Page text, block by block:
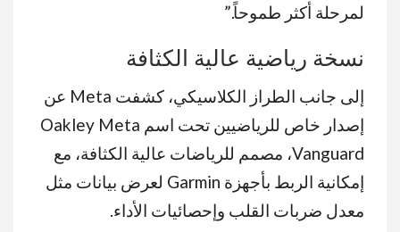
لمرحلة أكثر طموحاً.”
نسخة رياضية عالية الكثافة
إلى جانب الطراز الكلاسيكي، كشفت Meta عن
إصدار خاص للرياضيين تحت اسم Oakley Meta
Vanguard، مصمم للرياضات عالية الكثافة، مع
إمكانية الربط بأجهزة Garmin لعرض بيانات مثل
معدل ضربات القلب وإحصائيات الأداء.